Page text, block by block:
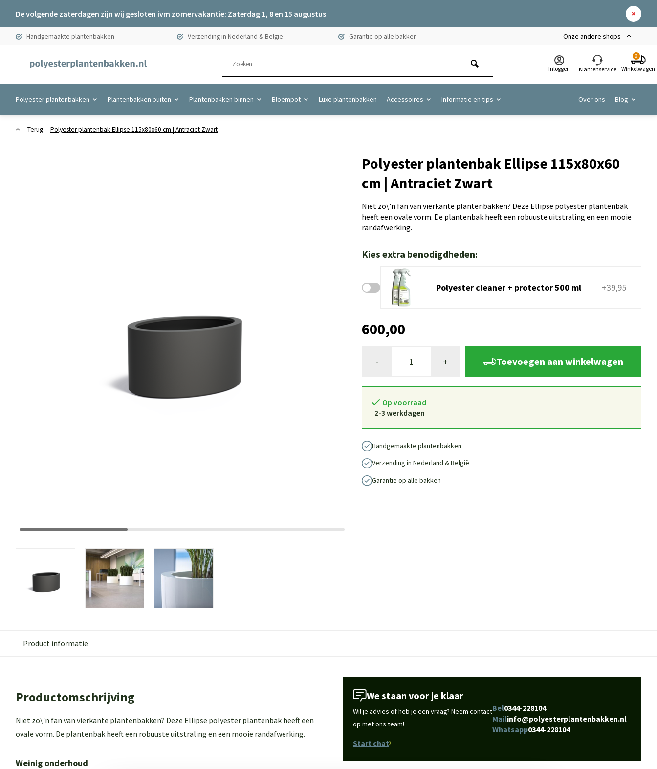
De volgende zaterdagen zijn wij gesloten ivm zomervakantie: Zaterdag 1, 8 en 15 augustus
Handgemaakte plantenbakken Verzending in Nederland & België Garantie op alle bakken Onze andere shops
Inloggen Klantenservice
0
Winkelwagen
Polyester plantenbakken Plantenbakken buiten Plantenbakken binnen Bloempot Luxe plantenbakken Accessoires Informatie en tips Over ons Blog
Terug Polyester plantenbak Ellipse 115x80x60 cm | Antraciet Zwart
Polyester plantenbak Ellipse 115x80x60
cm | Antraciet Zwart
Niet zo\'n fan van vierkante plantenbakken? Deze Ellipse polyester plantenbak
heeft een ovale vorm. De plantenbak heeft een robuuste uitstraling en een mooie
randafwerking.
Kies extra benodigdheden:
Polyester cleaner + protector 500 ml +39,95
600,00
- + Toevoegen aan winkelwagen
Op voorraad
2-3 werkdagen
Handgemaakte plantenbakken
Verzending in Nederland & België
Garantie op alle bakken
Product informatie
Productomschrijving
Niet zo\'n fan van vierkante plantenbakken? Deze Ellipse polyester plantenbak heeft een
ovale vorm. De plantenbak heeft een robuuste uitstraling en een mooie randafwerking.
Weinig onderhoud
We staan voor je klaar
Wil je advies of heb je een vraag? Neem contact
op met ons team!
Start chat
Bel0344-228104
Mailinfo@polyesterplantenbakken.nl
Whatsapp0344-228104